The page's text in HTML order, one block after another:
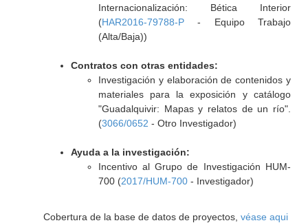
Internacionalización: Bética Interior
(HAR2016-79788-P- Equipo Trabajo
(Alta/Baja))
Contratos con otras entidades:
Investigación y elaboración de contenidos y
materiales para la exposición y catálogo
"Guadalquivir: Mapas y relatos de un río".
(3066/0652 - Otro Investigador)
Ayuda a la investigación:
Incentivo al Grupo de Investigación HUM-
700 (2017/HUM-700- Investigador)
Cobertura de la base de datos de proyectos, véase aqui